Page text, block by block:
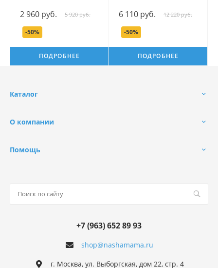
2 960 руб. 5 920 руб.
-50%
ПОДРОБНЕЕ
ящик
6 110 руб. 12 220 руб.
-50%
ПОДРОБНЕЕ
Каталог
О компании
Помощь
shop@nashamama.ru
+7 (963) 652 89 93
г. Москва, ул. Выборгская, дом 22, стр. 4